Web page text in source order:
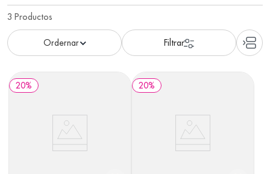
3 Productos
20% 20%
3. eucerin
4. cerave
nivea
6. bioderma
7.
pediasure
panolini